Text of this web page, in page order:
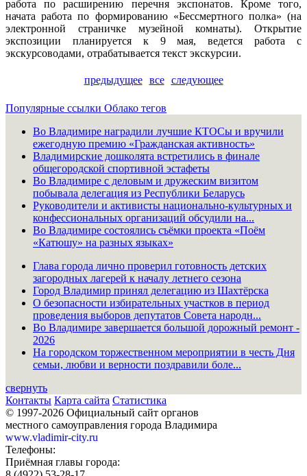
работа по расширению перечня экспонатов. Кроме того,
начата работа по формированию «Бессмертного полка» (на
электронной страничке музейной комнаты). Открытие
экспозиции планируется к 9 мая, ведется работа с
экскурсоводами, отрабатывается текст экскурсии.
предыдущее все следующее
Популярные ссылки Облако тегов
Во Владимире наградили лучшие КТОСы и вручили
ежегодную премию «Гражданская активность»
Владимирские дошколята встретились в финале
общегородской спортивной эстафеты
Во Владимире с деловым и дружеским визитом
побывала делегация из Республики Беларусь
Руководители и активисты национально-культурных и
конфессиональных организаций обсудили на...
Во Владимире состоялись съёмки проекта «Поём
«Катюшу» на разных языках»
Глава города лично проверил готовность детских
загородных лагерей к началу летнего сезона
Город Владимир принял делегацию из Шахтёрска
О безопасности избирательных участков в период
проведения выборов депутатов Совета народн...
Во Владимире завершается большой дорожный ремонт -
2026
На городском торжественном мероприятии в честь Дня
семьи, любви и верности поздравили боле...
свернуть
Контакты Карта сайта Статистика
© 1997-2026 Официальный сайт органов
местного самоуправления города Владимира
www.vladimir-city.ru
Телефоны:
Приёмная главы города: